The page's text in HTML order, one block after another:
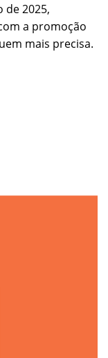
de 2025,
a promoção
mais precisa.